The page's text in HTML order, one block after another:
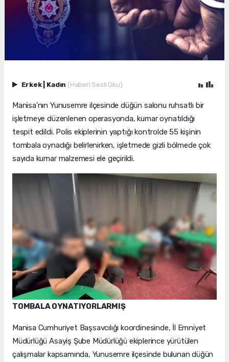
Erkek Kadın (Haberi Sesli Oku)
Manisa'nın Yunusemre ilçesinde düğün salonu ruhsatlı bir
işletmeye düzenlenen operasyonda, kumar oynatıldığı
tespit edildi. Polis ekiplerinin yaptığı kontrolde 55 kişinin
tombala oynadığı belirlenirken, işletmede gizli bölmede çok
sayıda kumar malzemesi ele geçirildi.
TOMBALA OYNATIYORLARMIŞ
Manisa Cumhuriyet Başsavcılığı koordinesinde, İl Emniyet
Müdürlüğü Asayiş Şube Müdürlüğü ekiplerince yürütülen
çalışmalar kapsamında, Yunusemre ilçesinde bulunan düğün